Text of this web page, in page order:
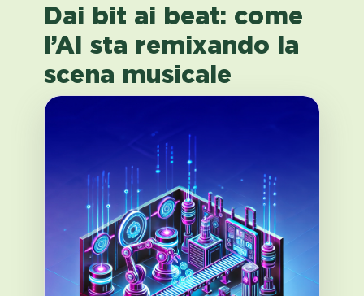
Dai bit ai beat: come
l’AI sta remixando la
scena musicale